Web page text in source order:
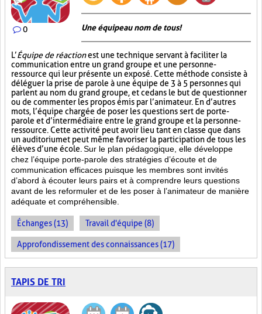
0 Une équipe au nom de tous!
L’Équipe de réactionest une technique servant à faciliter la
communication entre un grand groupe et une personne-
ressource qui leur présente un exposé. Cette méthode consiste à
déléguer la prise de parole à une équipe de 3 à 5 personnes qui
parlent au nom du grand groupe, et ce dans le but de questionner
ou de commenter les propos émis par l’animateur. En d’autres
mots, l’équipe chargée de poser les questions sert de porte-
parole et d’intermédiaire entre le grand groupe et la personne-
ressource. Cette activité peut avoir lieu tant en classe que dans
un auditorium et peut même favoriser la participation de tous les
élèves d’une école. Sur le plan pédagogique, elle développe
chez l’équipe porte-parole des stratégies d’écoute et de
communication efficaces puisque les membres sont invités
d’abord à écouter leurs pairs et à comprendre leurs questions
avant de les reformuler et de les poser à l’animateur de manière
adéquate et compréhensible.
Échanges (13) Travail d'équipe (8)
Approfondissement des connaissances (17)
TAPIS DE TRI